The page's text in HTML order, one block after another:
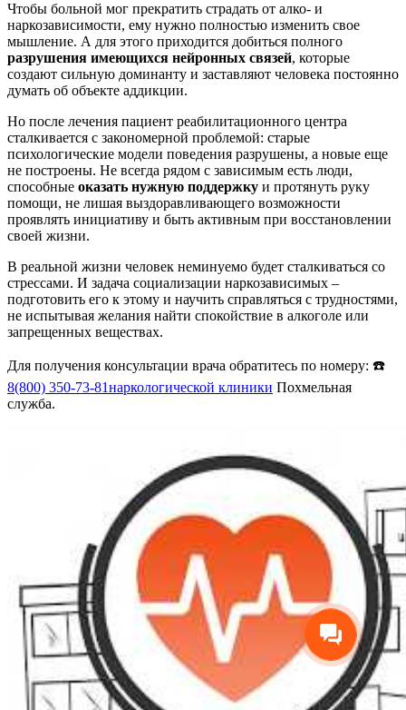
Чтобы больной мог прекратить страдать от алко- и
наркозависимости, ему нужно полностью изменить свое
мышление. А для этого приходится добиться полного
разрушения имеющихся нейронных связей, которые
создают сильную доминанту и заставляют человека постоянно
думать об объекте аддикции.
Но после лечения пациент реабилитационного центра
сталкивается с закономерной проблемой: старые
психологические модели поведения разрушены, а новые еще
не построены. Не всегда рядом с зависимым есть люди,
способные оказать нужную поддержку и протянуть руку
помощи, не лишая выздоравливающего возможности
проявлять инициативу и быть активным при восстановлении
своей жизни.
В реальной жизни человек неминуемо будет сталкиваться со
стрессами. И задача социализации наркозависимых –
подготовить его к этому и научить справляться с трудностями,
не испытывая желания найти спокойствие в алкоголе или
запрещенных веществах.
Для получения консультации врача обратитесь по номеру: ☎️
8(800) 350-73-81наркологической клиники Похмельная
служба.